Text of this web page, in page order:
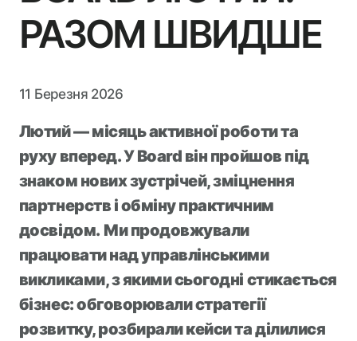
Благодійний Фонд
Етичний комітет
Антикорупційна програма
Команда керуючої компанії
Board Clubs
Громадська Організація
UAEN
РАЗОМ ШВИДШЕ
11 Березня 2026
Лютий — місяць активної роботи та
руху вперед. У Board він пройшов під
знаком нових зустрічей, зміцнення
партнерств і обміну практичним
досвідом. Ми продовжували
працювати над управлінськими
викликами, з якими сьогодні стикається
бізнес: обговорювали стратегії
розвитку, розбирали кейси та ділилися